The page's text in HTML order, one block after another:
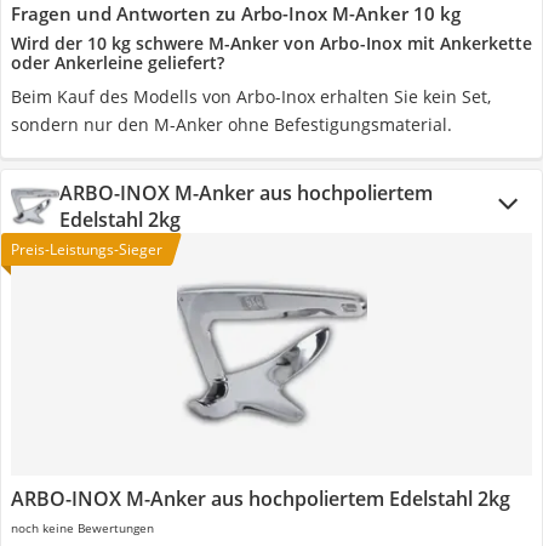
Fragen und Antworten zu Arbo-Inox M-Anker 10 kg
Wird der 10 kg schwere M-Anker von Arbo-Inox mit Ankerkette
oder Ankerleine geliefert?
Beim Kauf des Modells von Arbo-Inox erhalten Sie kein Set,
sondern nur den M-Anker ohne Befestigungsmaterial.
ARBO-INOX M-Anker aus hochpoliertem
Edelstahl 2kg
Preis-Leistungs-Sieger
ARBO-INOX M-Anker aus hochpoliertem Edelstahl 2kg
noch keine Bewertungen